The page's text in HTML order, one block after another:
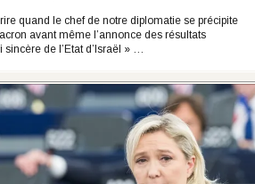
quand le chef de notre diplomatie se précipite
avant même l’annonce des résultats
de l’Etat d’Israël » …